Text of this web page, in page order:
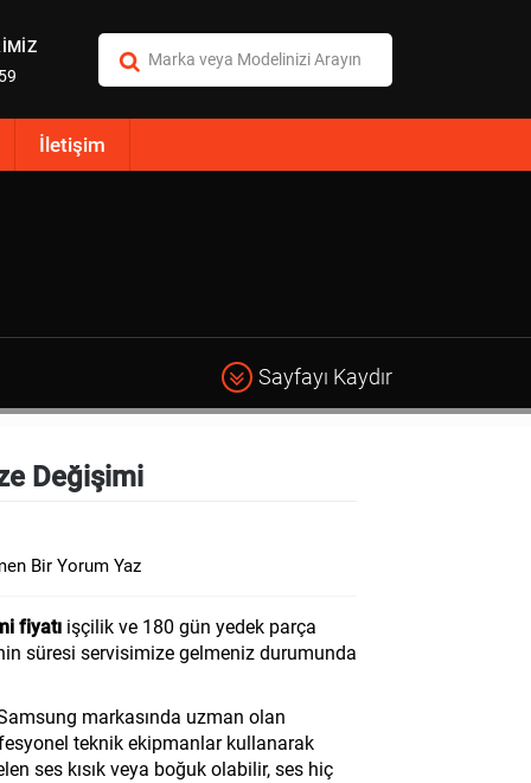
İletişim
Sayfayı Kaydır
Değişimi
Bir Yorum Yaz
fiyatı işçilik ve 180 gün yedek parça
süresi servisimize gelmeniz durumunda
markasında uzman olan
teknik ekipmanlar kullanarak
ses kısık veya boğuk olabilir, ses hiç